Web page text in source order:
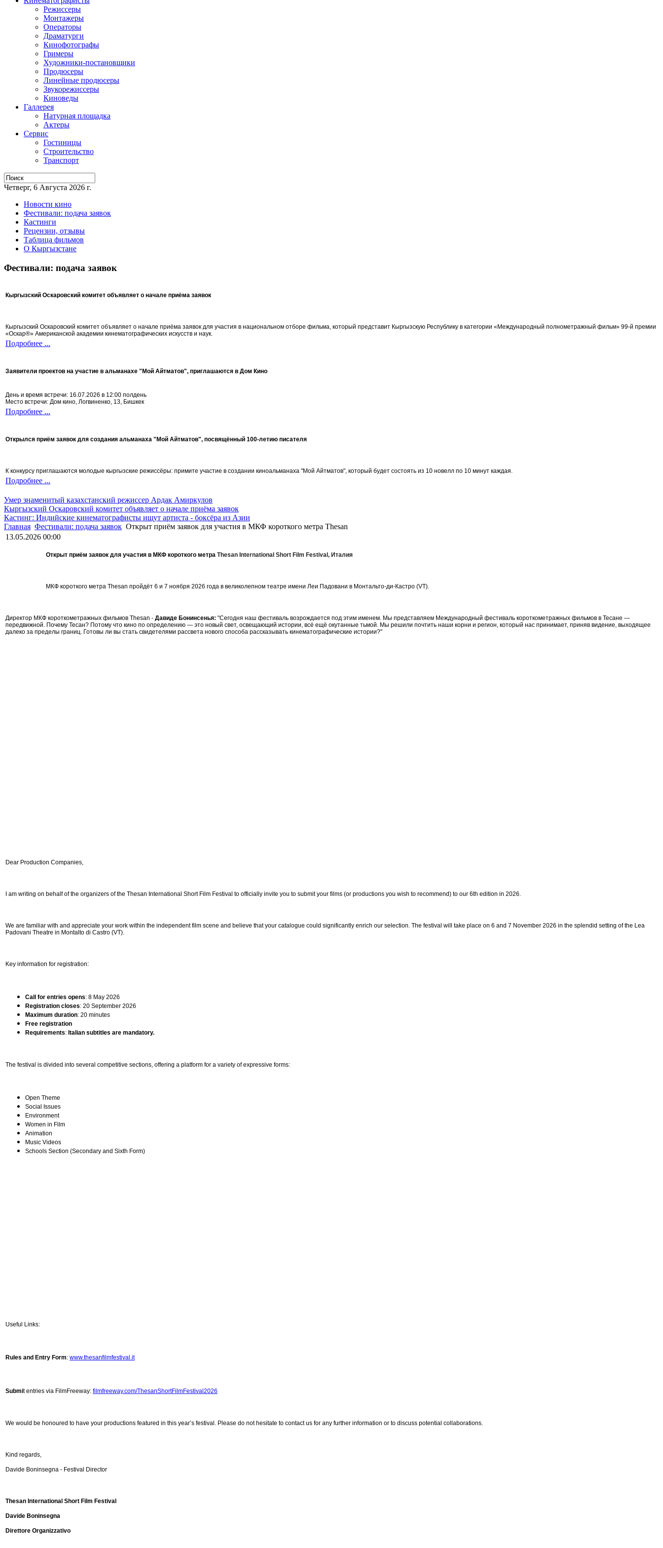
Режиссеры
Монтажеры
Операторы
Драматурги
Кинофотографы
Гримеры
Художники-постановщики
Продюсеры
Линейные продюсеры
Звукорежиссеры
Киноведы
Галлерея
Натурная площадка
Актеры
Сервис
Гостиницы
Строительство
Транспорт
Четверг, 6 Августа 2026 г.
Новости кино
Фестивали: подача заявок
Кастинги
Рецензии, отзывы
Таблица фильмов
О Кыргызстане
Фестивали: подача заявок
Кыргызский Оскаровский комитет объявляет о начале приёма заявок
Кыргызский Оскаровский комитет объявляет о начале приёма заявок для участия в национальном отборе фильма, который представит Кыргызскую Республику в категории «Международный полнометражный фильм» 99-й премии
«Оскар®» Американской академии кинематографических искусств и наук.
Подробнее ...
Заявители проектов на участие в альманахе "Мой Айтматов", приглашаются в Дом Кино
День и время встречи: 16.07.2026 в 12:00 полдень
Место встречи: Дом кино, Логвиненко, 13, Бишкек
Подробнее ...
Открылся приём заявок для создания альманаха "Мой Айтматов", посвящённый 100-летию писателя
К конкурсу приглашаются молодые кыргызские режиссёры: примите участие в создании киноальманаха "Мой Айтматов", который будет состоять из 10 новелл по 10 минут каждая.
Подробнее ...
Умер знаменитый казахстанский режиссер Ардак Амиркулов
Кыргызский Оскаровский комитет объявляет о начале приёма заявок
Кастинг: Индийские кинематографисты ищут артиста - боксёра из Азии
Главная Фестивали: подача заявок Открыт приём заявок для участия в МКФ короткого метра Thesan
13.05.2026 00:00
Открыт приём заявок для участия в МКФ короткого метра Thesan International Short Film Festival, Италия
МКФ короткого метра Thesan пройдёт 6 и 7 ноября 2026 года в великолепном театре имени Леи Падовани в Монтальто-ди-Кастро (VT).
Директор МКФ короткометражных фильмов Thesan - Давиде Бонинсенья: "Сегодня наш фестиваль возрождается под этим именем. Мы представляем Международный фестиваль короткометражных фильмов в Тесане —
передвижной. Почему Тесан? Потому что кино по определению — это новый свет, освещающий истории, всё ещё окутанные тьмой. Мы решили почтить наши корни и регион, который нас принимает, приняв видение, выходящее
далеко за пределы границ. Готовы ли вы стать свидетелями рассвета нового способа рассказывать кинематографические истории?"
Dear Production Companies,
I am writing on behalf of the organizers of the Thesan International Short Film Festival to officially invite you to submit your films (or productions you wish to recommend) to our 6th edition in 2026.
We are familiar with and appreciate your work within the independent film scene and believe that your catalogue could significantly enrich our selection. The festival will take place on 6 and 7 November 2026 in the splendid setting of the Lea
Padovani Theatre in Montalto di Castro (VT).
Key information for registration:
Call for entries opens: 8 May 2026
Registration closes: 20 September 2026
Maximum duration: 20 minutes
Free registration
Requirements: Italian subtitles are mandatory.
The festival is divided into several competitive sections, offering a platform for a variety of expressive forms:
Open Theme
Social Issues
Environment
Women in Film
Animation
Music Videos
Schools Section (Secondary and Sixth Form)
Useful Links:
Rules and Entry Form: www.thesanfilmfestival.it
Submit entries via FilmFreeway: filmfreeway.com/ThesanShortFilmFestival2026
We would be honoured to have your productions featured in this year’s festival. Please do not hesitate to contact us for any further information or to discuss potential collaborations.
Kind regards,
Davide Boninsegna - Festival Director
Thesan International Short Film Festival
Davide Boninsegna
Direttore Organizzativo